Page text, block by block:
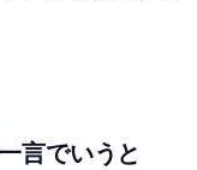
言でいうと